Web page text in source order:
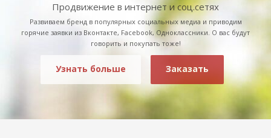
Продвижение в интернет и соц.сетях
Развиваем бренд в популярных социальных медиа и приводим
горячие заявки из Вконтакте, Facebook, Одноклассники. О вас будут
говорить и покупать тоже!
Узнать больше Заказать